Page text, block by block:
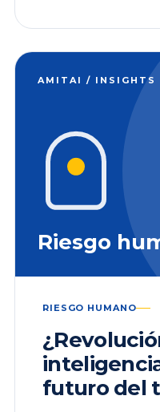
AMITAI / INSIGHTS
Riesgo
RIESGO HUMANO
futuro del